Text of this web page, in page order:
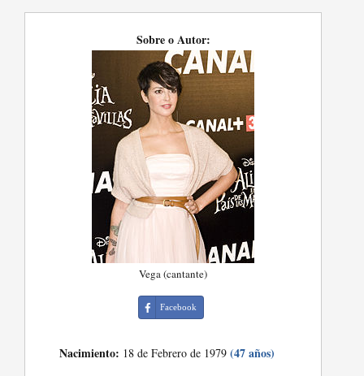
Sobre o Autor:
Vega (cantante)
Facebook
Nacimiento: 18 de Febrero de 1979(47 años)